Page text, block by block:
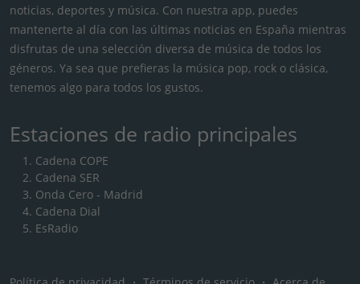
noticias, deportes y música. Con nuestra app, puedes
mantenerte al día con las últimas noticias en España mientras
disfrutas de una selección diversa de música de todos los
géneros. Ya sea que prefieras la música pop, rock o clásica,
tenemos algo para todos los gustos.
Estaciones de radio principales
Cadena COPE
Cadena SER
Onda Cero - Madrid
Cadena Dial
EsRadio